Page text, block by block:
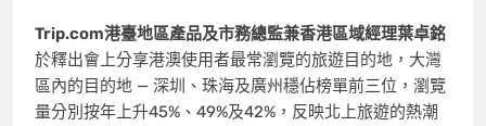
Trip.com港臺地區產品及市務總監兼香港區域經理葉卓銘
於釋出會上分享港澳使用者最常瀏覽的旅遊目的地，大灣
區內的目的地 — 深圳、珠海及廣州穩佔榜單前三位，瀏覽
量分別按年上升45%、49%及42%，反映北上旅遊的熱潮